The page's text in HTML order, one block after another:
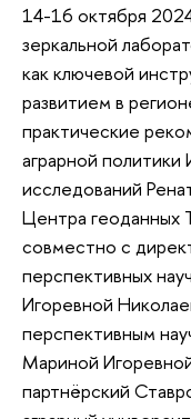
14-16 октября
зеркальной
как ключевой
развитием в
практические
аграрной политики
исследований
Центра геоданных
совместно с
перспективных
Игоревной
перспективным
Мариной
партнёрский